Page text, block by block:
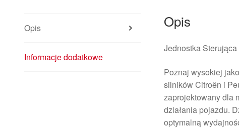
Opis
Informacje dodatkowe
Opis
Jednostka
Poznaj wysokiej
silników Citroën i
zaprojektowany dla
działania pojazdu.
optymalną